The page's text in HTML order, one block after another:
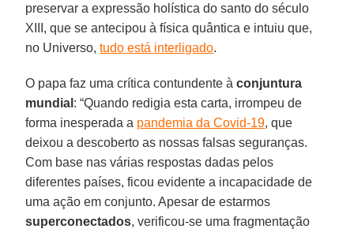
preservar a expressão holística do santo do século
XIII, que se antecipou à física quântica e intuiu que,
no Universo,tudo está interligado.
O papa faz uma crítica contundente àconjuntura
mundial : “Quando redigia esta carta, irrompeu de
forma inesperada a pandemia da Covid-19, que
deixou a descoberto as nossas falsas seguranças.
Com base nas várias respostas dadas pelos
diferentes países, ficou evidente a incapacidade de
uma ação em conjunto. Apesar de estarmos
superconectados, verificou-se uma fragmentação